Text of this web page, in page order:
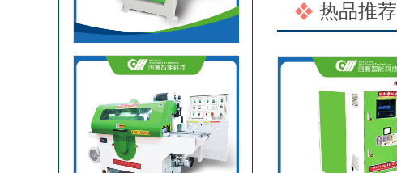
单轴方木多片锯
热品推荐